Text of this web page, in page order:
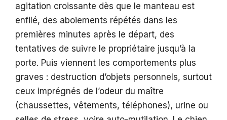
agitation croissante dès que le manteau est
enfilé, des aboiements répétés dans les
premières minutes après le départ, des
tentatives de suivre le propriétaire jusqu’à la
porte. Puis viennent les comportements plus
graves : destruction d’objets personnels, surtout
ceux imprégnés de l’odeur du maître
(chaussettes, vêtements, téléphones), urine ou